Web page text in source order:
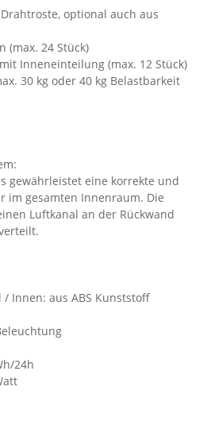
optional auch aus
(max. 24 Stück)
Inneneinteilung (max. 12 Stück)
30 kg oder 40 kg Belastbarkeit
gewährleistet eine korrekte und
im gesamten Innenraum. Die
Luftkanal an der Rückwand
Innen: aus ABS Kunststoff
24h